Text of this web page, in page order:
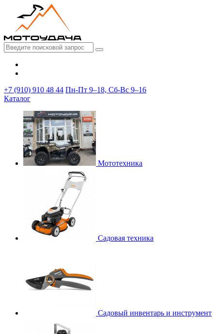
+7 (910) 910 48 44 Пн-Пт 9–18, Сб-Вс 9–16
Каталог
Мототехника
Садовая техника
Садовый инвентарь и инструмент